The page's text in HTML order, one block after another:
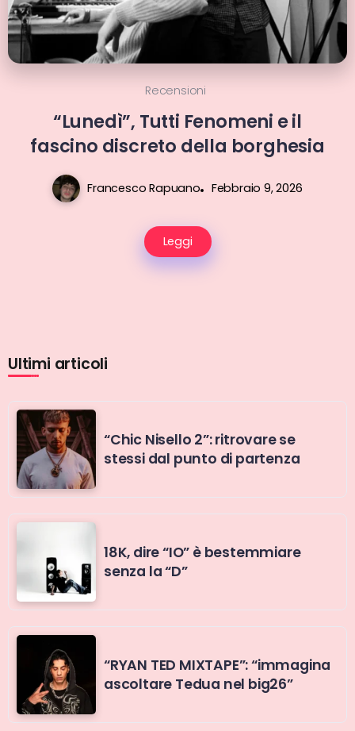
Recensioni
“Lunedì”, Tutti Fenomeni e il
fascino discreto della borghesia
Francesco Rapuano Febbraio 9, 2026
Leggi
Ultimi articoli
“Chic Nisello 2”: ritrovare se
stessi dal punto di partenza
18K, dire “IO” è bestemmiare
senza la “D”
“RYAN TED MIXTAPE”: “immagina
ascoltare Tedua nel big26”